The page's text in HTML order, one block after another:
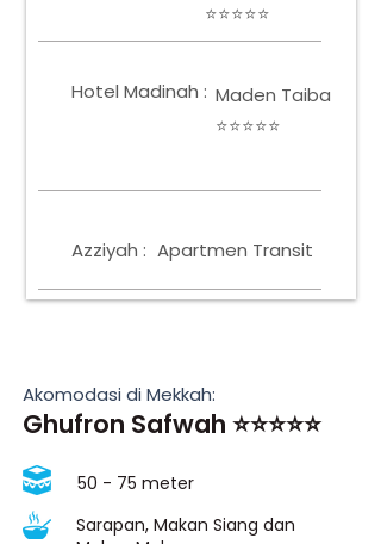
⭐⭐⭐⭐⭐
Hotel Madinah : Maden Taiba
⭐⭐⭐⭐⭐
Azziyah : Apartmen Transit
Akomodasi di Mekkah:
Ghufron Safwah ⭐⭐⭐⭐⭐
50 - 75 meter
Sarapan, Makan Siang dan